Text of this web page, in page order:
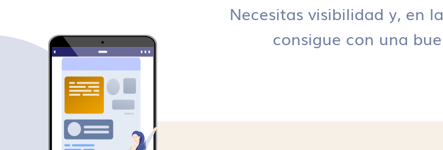
Necesitas visibilidad y, en
consigue con una